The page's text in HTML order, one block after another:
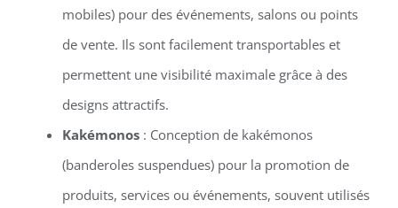
mobiles) pour des événements, salons ou points
de vente. Ils sont facilement transportables et
permettent une visibilité maximale grâce à des
designs attractifs.
Kakémonos: Conception de kakémonos
(banderoles suspendues) pour la promotion de
produits, services ou événements, souvent utilisés